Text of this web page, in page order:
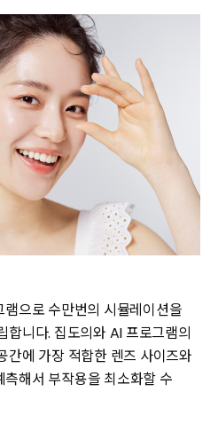
으로 수만번의 시뮬레이션을
합니다. 집도의와 AI 프로그램의
간에 가장 적합한 렌즈 사이즈와
해서 부작용을 최소화할 수